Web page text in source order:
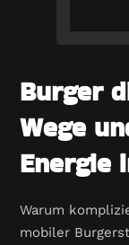
Burger
Wege
Energie
Warum
mobiler